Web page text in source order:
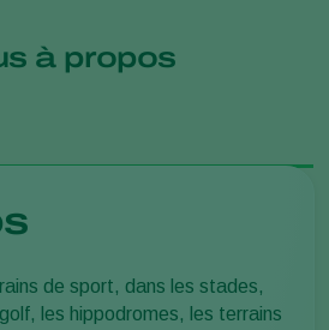
à propos
de sport, dans les stades,
les hippodromes, les terrains